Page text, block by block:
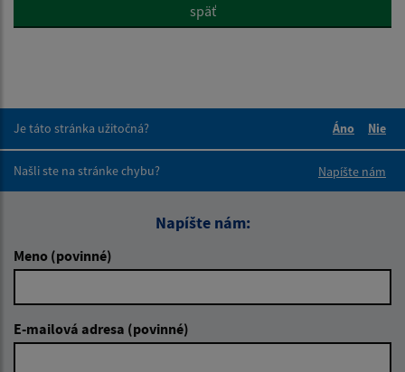
späť
Je táto stránka užitočná?
Áno
Nie
Našli ste na stránke chybu?
Napíšte nám
Napíšte nám:
Meno (povinné)
E-mailová adresa (povinné)